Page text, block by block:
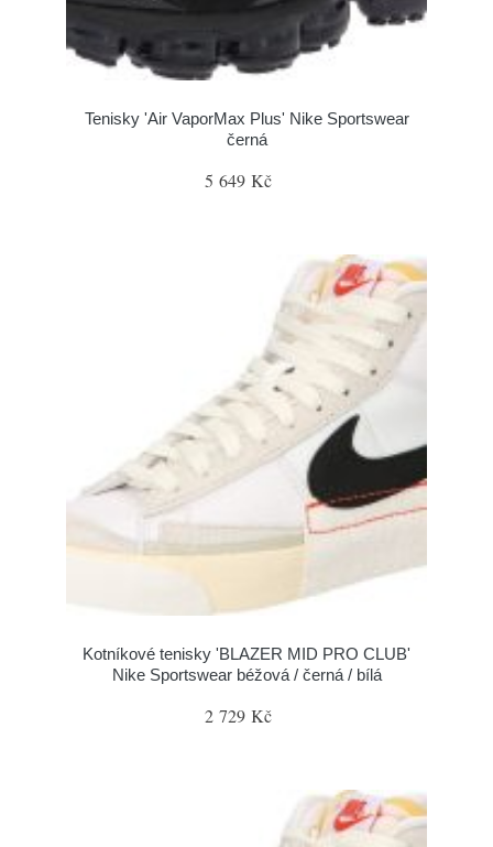
Tenisky 'Air VaporMax Plus' Nike Sportswear
černá
5 649 Kč
Kotníkové tenisky 'BLAZER MID PRO CLUB'
Nike Sportswear béžová / černá / bílá
2 729 Kč